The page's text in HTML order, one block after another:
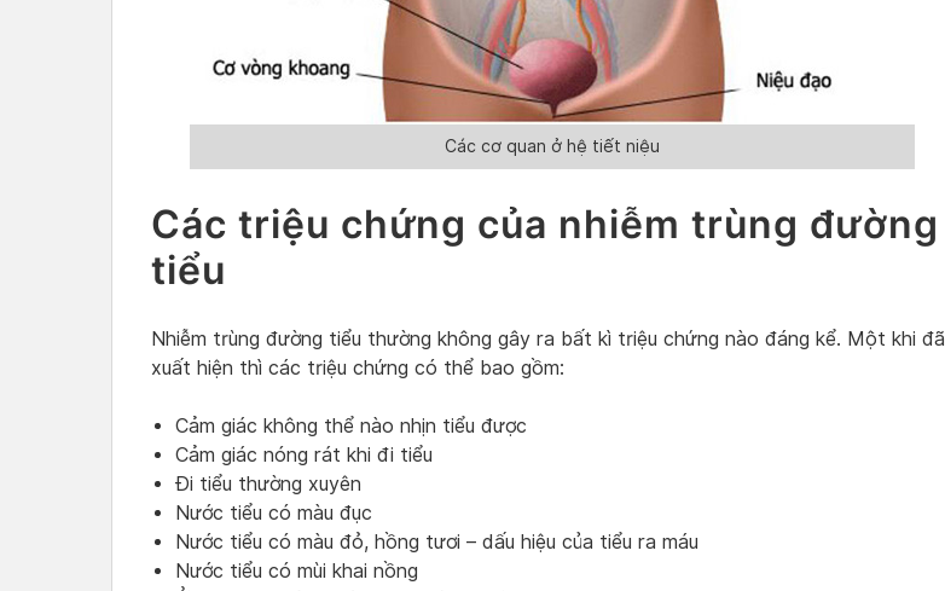
Các cơ quan ở hệ tiết niệu
Các triệu chứng của nhiễm trùng đường
tiểu
Nhiễm trùng đường tiểu thường không gây ra bất kì triệu chứng nào đáng kể. Một khi đã
xuất hiện thì các triệu chứng có thể bao gồm:
Cảm giác không thể nào nhịn tiểu được
Cảm giác nóng rát khi đi tiểu
Đi tiểu thường xuyên
Nước tiểu có màu đục
Nước tiểu có màu đỏ, hồng tươi – dấu hiệu của tiểu ra máu
Nước tiểu có mùi khai nồng